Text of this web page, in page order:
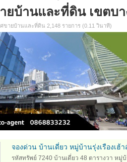
ยบ้านและที่ดิน เขตบ
ขายบ้านและที่ดิน 2,148 รายการ (0.11 วินาที)
จองด่วน บ้านเดี่ยว หมู่บ้านรุ่งเรืองเ
รหัสทรัพย์ 7240 บ้านเดี่ยว 48 ตารางวา หมู่